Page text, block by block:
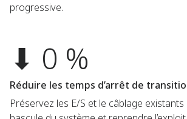
progressive.
⬇ 0 %
Réduire les temps d’arrêt de
Préservez les E/S et le câblage